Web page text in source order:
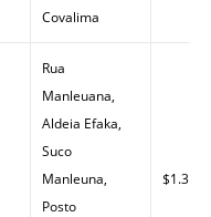
Covalima
Rua
Manleuana,
Aldeia Efaka,
Suco
Manleuna,
Posto
$1.35